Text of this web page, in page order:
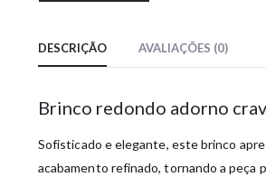
DESCRIÇÃO AVALIAÇÕES (0)
Brinco redondo adorno
Sofisticado e elegante, este brinco
acabamento refinado, tornando a peça